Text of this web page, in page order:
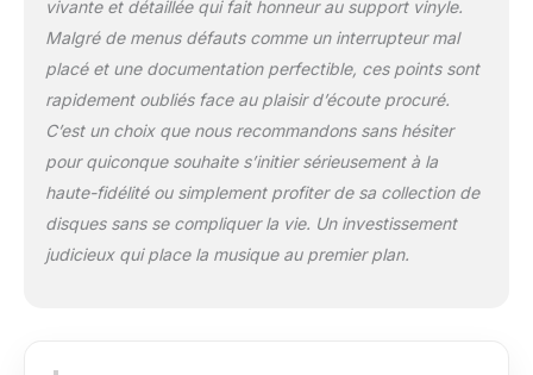
vivante et détaillée qui fait honneur au support vinyle.
Malgré de menus défauts comme un interrupteur mal
placé et une documentation perfectible, ces points sont
rapidement oubliés face au plaisir d’écoute procuré.
C’est un choix que nous recommandons sans hésiter
pour quiconque souhaite s’initier sérieusement à la
haute-fidélité ou simplement profiter de sa collection de
disques sans se compliquer la vie. Un investissement
judicieux qui place la musique au premier plan.